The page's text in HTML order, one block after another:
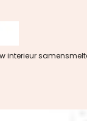
interieur